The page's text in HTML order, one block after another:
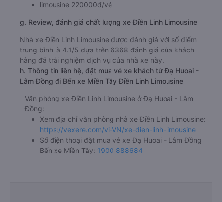
c. Lộ trình, giờ khởi hành và giờ kết thúc của xe khách
02:30, 15:55, 17:20, 00:00, 00:05, 00:50, 01:05,
01:20
Giờ đến nơi ở Bến xe Miền Tây: 7:18, 7:23, 8:18,
21:43, 23:08, 5:48, 5:53, 6:38, 6:53, 7:08
Thời gian chạy từ Đạ Huoai - Lâm Đồng đi Bến xe
Miền Tây của nhà xe Điền Linh Limousine khoảng:
5.8 giờ
d. Các điểm đón khách của nhà xe Điền Linh Limousine
Văn phòng Đạ Hoai 2 - TDC Bình An -Bà Sa
Chợ Madagui